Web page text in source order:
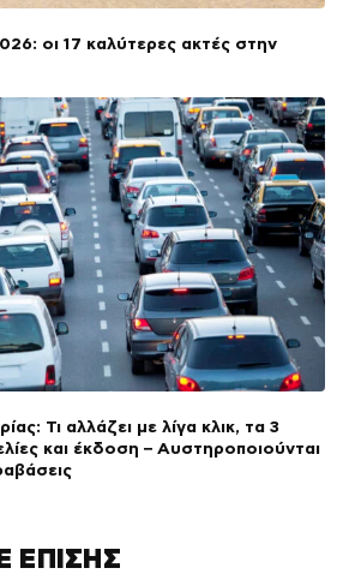
οι 17 καλύτερες ακτές στην
Τι αλλάζει με λίγα κλικ, τα 3
και έκδοση – Αυστηροποιούνται
ΕΠΙΣΗΣ